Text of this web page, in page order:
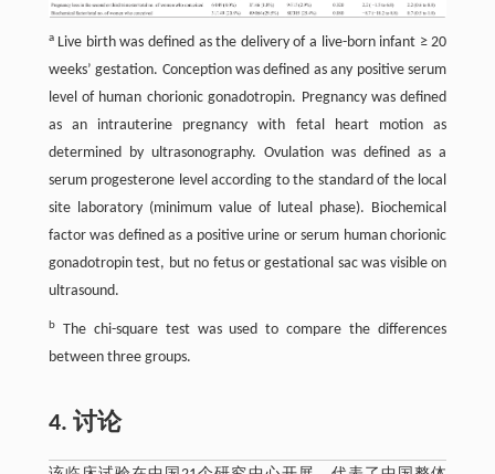
aLive birth was defined as the delivery of a live-born infant ≥ 20
weeks’ gestation. Conception was defined as any positive serum
level of human chorionic gonadotropin. Pregnancy was defined
as an intrauterine pregnancy with fetal heart motion as
determined by ultrasonography. Ovulation was defined as a
serum progesterone level according to the standard of the local
site laboratory (minimum value of luteal phase). Biochemical
factor was defined as a positive urine or serum human chorionic
gonadotropin test, but no fetus or gestational sac was visible on
ultrasound.
bThe chi-square test was used to compare the differences
between three groups.
4. 讨论